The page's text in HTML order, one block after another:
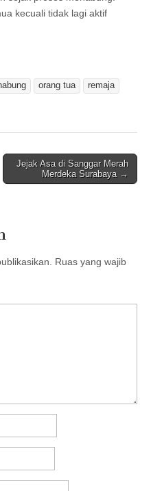
kecuali tidak lagi aktif
orang tua
remaja
Jejak Asa di Sanggar Merah
Merdeka Surabaya →
Ruas yang wajib